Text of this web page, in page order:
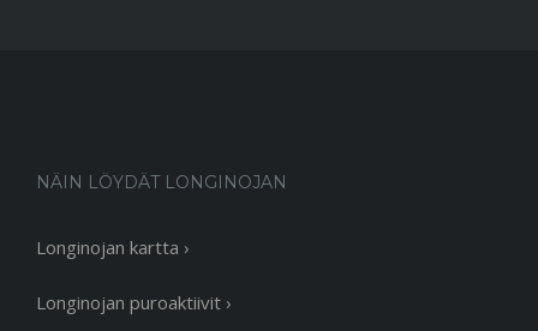
NÄIN LÖYDÄT LONGINOJAN
Longinojan kartta ›
Longinojan puroaktiivit ›